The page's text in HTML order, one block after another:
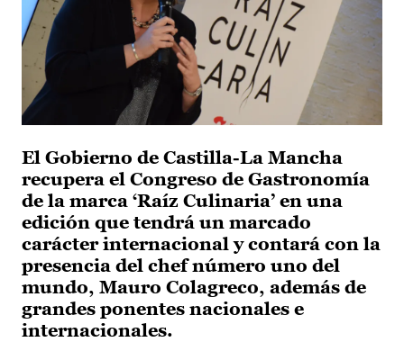
El Gobierno de Castilla-La Mancha
recupera el Congreso de Gastronomía
de la marca ‘Raíz Culinaria’ en una
edición que tendrá un marcado
carácter internacional y contará con la
presencia del chef número uno del
mundo, Mauro Colagreco, además de
grandes ponentes nacionales e
internacionales.